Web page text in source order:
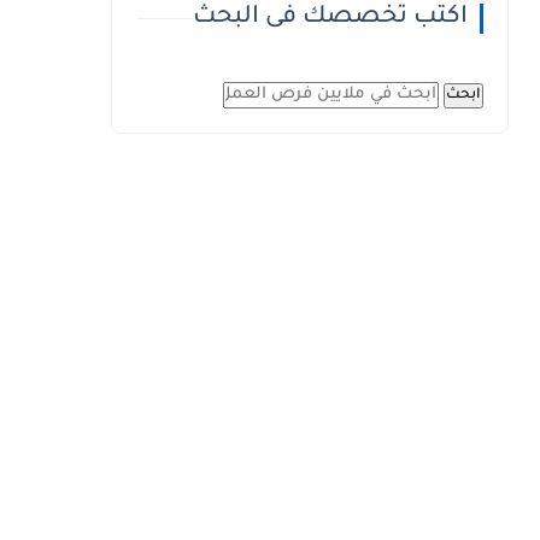
اكتب تخصصك فى البحث
ابحث